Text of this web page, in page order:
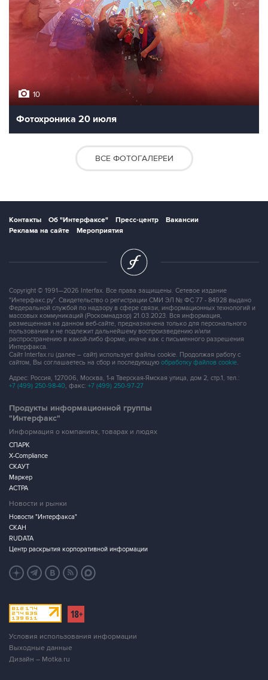
10
Фотохроника 20 июля
ВСЕ ФОТОГАЛЕРЕИ
Контакты Об "Интерфаксе" Пресс-центр
Вакансии
Реклама на сайте
Мероприятия
Copyright © 1991—2026 Interfax. Все права защищены. Сетевое издание
"Интерфакс.ру". Свидетельство о регистрации СМИ ЭЛ № ФС 77 - 84928 выдано
Федеральной службой по надзору в сфере связи, информационных технологий и
массовых коммуникаций (Роскомнадзор) 21.03.2023. Вся информация,
размещенная на данном веб-сайте, предназначена только для персонального
пользования и не подлежит дальнейшему воспроизведению и/или
распространению в какой-либо форме, иначе как с письменного разрешения
Интерфакса.
Сайт Interfax.ru (далее – сайт) использует файлы cookie. Продолжая работу с
сайтом, Вы соглашаетесь на сбор и последующую обработку файлов cookie.
Адрес: Россия, 127006, Москва, 1-я Тверская-Ямская улица, дом 2, стр.1, тел.:
+7 (499) 250-98-40, факс: +7 (499) 250-97-27
Продукты информационной группы
"Интерфакс"
Информация о компаниях, товарах и людях
СПАРК
X-Compliance
СКАУТ
Маркер
АСТРА
Новости и рынки
Новости "Интерфакса"
СКАН
RUDATA
Центр раскрытия корпоративной информации
Условия использования информации
Выходные данные
Дизайн – Motka.ru